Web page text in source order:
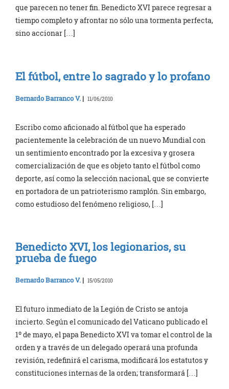
que parecen no tener fin. Benedicto XVI parece regresar a
tiempo completo y afrontar no sólo una tormenta perfecta,
sino accionar […]
El fútbol, entre lo sagrado y lo profano
Bernardo Barranco V. | 11/06/2010
Escribo como aficionado al fútbol que ha esperado
pacientemente la celebración de un nuevo Mundial con
un sentimiento encontrado por la excesiva y grosera
comercialización de que es objeto tanto el fútbol como
deporte, así como la selección nacional, que se convierte
en portadora de un patrioterismo ramplón. Sin embargo,
como estudioso del fenómeno religioso, […]
Benedicto XVI, los legionarios, su
prueba de fuego
Bernardo Barranco V. | 15/05/2010
El futuro inmediato de la Legión de Cristo se antoja
incierto. Según el comunicado del Vaticano publicado el
1º de mayo, el papa Benedicto XVI va tomar el control de la
orden y a través de un delegado operará una profunda
revisión, redefinirá el carisma, modificará los estatutos y
constituciones internas de la orden; transformará […]